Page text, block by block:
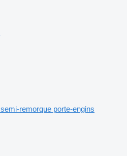
semi-remorque porte-engins